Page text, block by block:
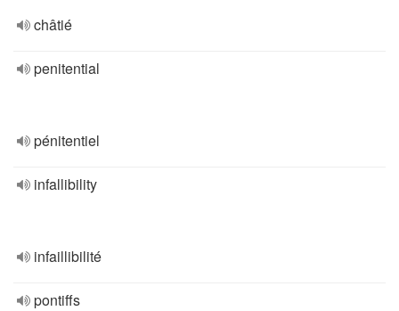
châtié
penitential
pénitentiel
infallibility
infaillibilité
pontiffs